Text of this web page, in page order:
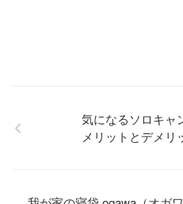
気になるソロキャ
メリットとデメリ